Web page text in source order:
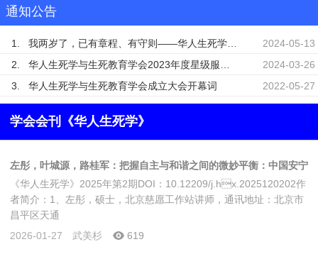
通知公告
1. 我两岁了，已有章程、有守则——华人生死学与生死教育学会成立两周年记
2024-05-13
2.
2024-03-26
3.
华人生死学与生死教育学会成立大会开幕词 2022-05-27
学会会刊《华人生死学》
左彤，叶城源，路桂军：把握自主与和谐之间的微妙平衡：中国安宁
疗护干预措施文化适应性案例研究
《华人生死学》2025年第2期DOI：10.12209/j.hx.2025120202作
者简介：1、左彤，硕士，北京慈愿工作站讲师，通讯地址：北京市
昌平区天通
2026-01-27
武美杉 619